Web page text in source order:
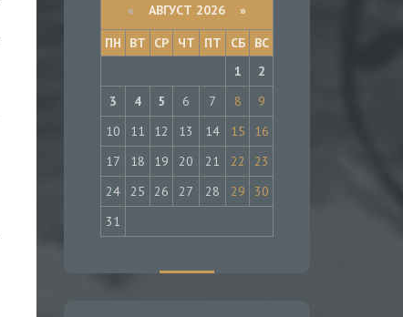
« АВГУСТ 2026 »
ПН
ВТ СР ЧТ ПТ СБ
ВС
1
2
3
4 5 6 7 8
9
10
11 12 13 14 15
16
17
18 19 20 21 22
23
24
25 26 27 28 29
30
31